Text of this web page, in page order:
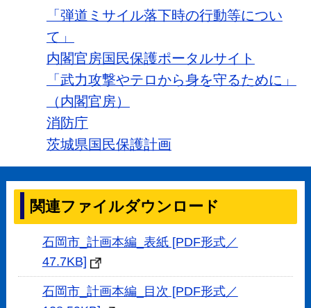
「弾道ミサイル落下時の行動等につい
て」
内閣官房国民保護ポータルサイト
「武力攻撃やテロから身を守るために」
（内閣官房）
消防庁
茨城県国民保護計画
関連ファイルダウンロード
石岡市_計画本編_表紙 [PDF形式／
47.7KB]
石岡市_計画本編_目次 [PDF形式／